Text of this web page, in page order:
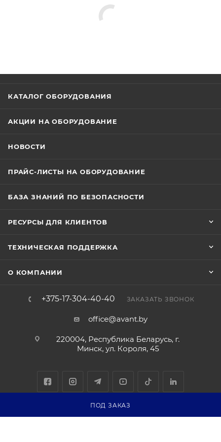
ПОД ЗАКАЗ
КАТАЛОГ ОБОРУДОВАНИЯ
АКЦИИ НА ОБОРУДОВАНИЕ
НОВОСТИ
ПРАЙС-ЛИСТЫ НА ОБОРУДОВАНИЕ
БАЗА ЗНАНИЙ ПО БЕЗОПАСНОСТИ
РЕСУРСЫ ДЛЯ КЛИЕНТОВ
ТЕХНИЧЕСКАЯ ПОДДЕРЖКА
О КОМПАНИИ
+375-17-304-40-40 ЗАКАЗАТЬ ЗВОНОК
office@avant.by
220004, Республика Беларусь, г.
Минск, ул. Короля, 45